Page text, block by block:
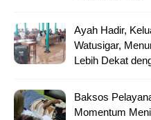
Ayah Hadir,
Watusigar,
Lebih Dekat
Baksos
Momentum